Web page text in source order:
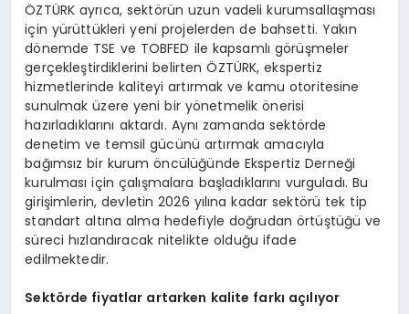
ÖZTÜRK ayrıca, sektörün uzun vadeli kurumsallaşması
için yürüttükleri yeni projelerden de bahsetti. Yakın
dönemde TSE ve TOBFED ile kapsamlı görüşmeler
gerçekleştirdiklerini belirten ÖZTÜRK, ekspertiz
hizmetlerinde kaliteyi artırmak ve kamu otoritesine
sunulmak üzere yeni bir yönetmelik önerisi
hazırladıklarını aktardı. Aynı zamanda sektörde
denetim ve temsil gücünü artırmak amacıyla
bağımsız bir kurum öncülüğünde Ekspertiz Derneği
kurulması için çalışmalara başladıklarını vurguladı. Bu
girişimlerin, devletin 2026 yılına kadar sektörü tek tip
standart altına alma hedefiyle doğrudan örtüştüğü ve
süreci hızlandıracak nitelikte olduğu ifade
edilmektedir.
Sektörde fiyatlar artarken kalite farkı açılıyor